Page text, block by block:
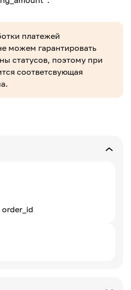
платежей
можем гарантировать
статусов, поэтому при
соответcвующая